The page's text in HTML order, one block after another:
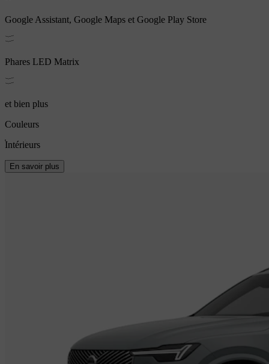
Google Assistant, Google Maps et Google Play Store
Phares LED Matrix
et bien plus
Couleurs
Intérieurs
En savoir plus